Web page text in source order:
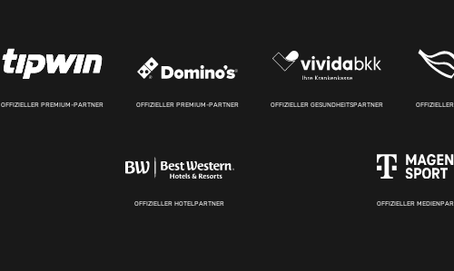
OFFIZIELLER PREMIUM-PARTNER OFFIZIELLER PREMIUM-PARTNER OFFIZIELLER GESUNDHEITSPARTNER
OFFIZIELLER HOTELPARTNER OFFIZIELLER